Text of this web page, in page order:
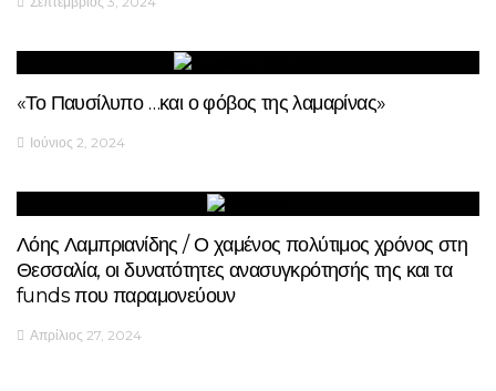
«Το Παυσίλυπο …και ο φόβος της λαμαρίνας»
Ιούνιος 2, 2024
Λόης Λαμπριανίδης / Ο χαμένος πολύτιμος χρόνος στη
Θεσσαλία, οι δυνατότητες ανασυγκρότησής της και τα
funds που παραμονεύουν
Απρίλιος 27, 2024